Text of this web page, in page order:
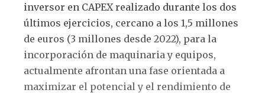
inversor en CAPEX realizado durante los dos
últimos ejercicios, cercano a los 1,5 millones
de euros (3 millones desde 2022), para la
incorporación de maquinaria y equipos,
actualmente afrontan una fase orientada a
maximizar el potencial y el rendimiento de